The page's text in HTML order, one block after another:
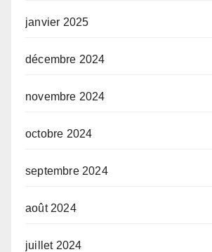
janvier 2025
décembre 2024
novembre 2024
octobre 2024
septembre 2024
août 2024
juillet 2024